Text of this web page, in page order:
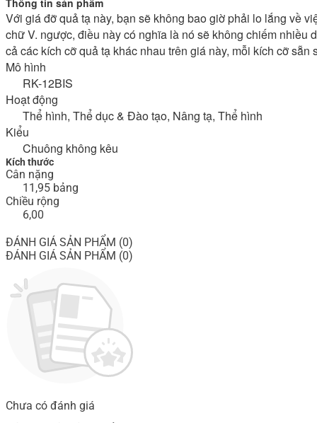
Thông tin sản phẩm
Với giá đỡ quả tạ này, bạn sẽ không bao giờ phải lo lắng về
chữ V. ngược, điều này có nghĩa là nó sẽ không chiếm
cả các kích cỡ quả tạ khác nhau trên giá này, mỗi kích cỡ
Mô hình
RK-12BIS
Hoạt động
Thể hình, Thể dục & Đào tạo, Nâng tạ, Thể hình
Kiểu
Chuông không kêu
Kích thước
Cân nặng
11,95 bảng
Chiều rộng
6,00
ĐÁNH GIÁ SẢN PHẨM (0)
ĐÁNH GIÁ SẢN PHẨM (0)
Chưa có đánh giá